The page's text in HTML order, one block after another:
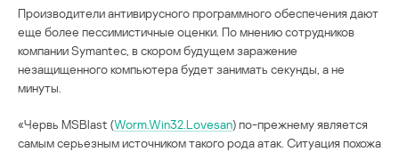
Производители антивирусного программного обеспечения дают
еще более пессимистичные оценки. По мнению сотрудников
компании Symantec, в скором будущем заражение
незащищенного компьютера будет занимать секунды, а не
минуты.
«Червь MSBlast (Worm.Win32.Lovesan) по-прежнему является
самым серьезным источником такого рода атак. Ситуация похожа